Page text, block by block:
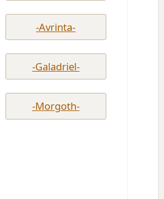
-Avrinta-
-Galadriel-
-Morgoth-